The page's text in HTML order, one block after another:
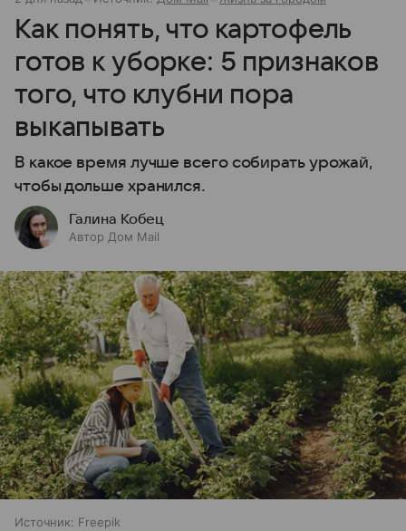
Как понять, что картофель
готов к уборке: 5 признаков
того, что клубни пора
выкапывать
В какое время лучше всего собирать урожай,
чтобы дольше хранился.
Галина Кобец
Автор Дом Mail
Источник: Freepik